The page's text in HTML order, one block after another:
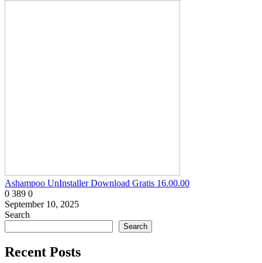
Ashampoo UnInstaller Download Gratis 16.00.00
0 389 0
September 10, 2025
Search
Search
Recent Posts